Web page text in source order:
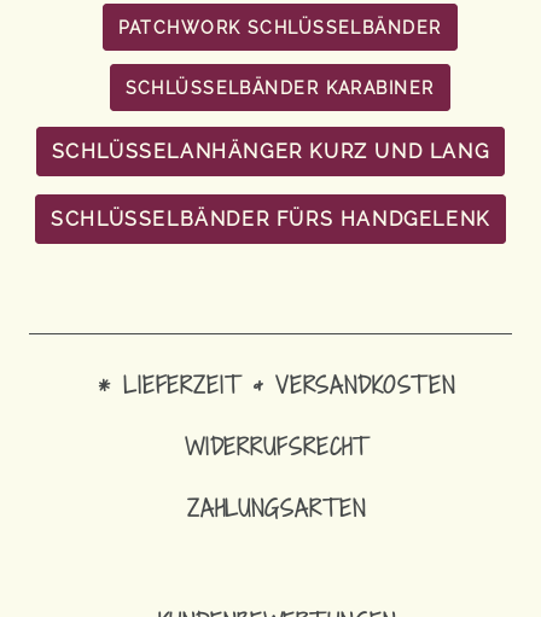
PATCHWORK SCHLÜSSELBÄNDER
SCHLÜSSELBÄNDER KARABINER
SCHLÜSSELANHÄNGER KURZ UND LANG
SCHLÜSSELBÄNDER FÜRS HANDGELENK
* LIEFERZEIT & VERSANDKOSTEN
WIDERRUFSRECHT
ZAHLUNGSARTEN